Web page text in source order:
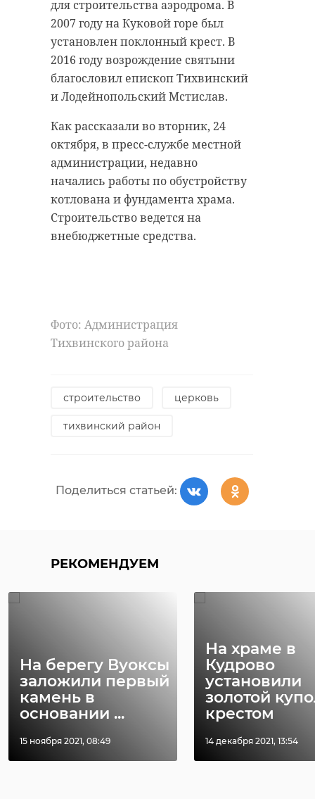
для строительства аэродрома. В
2007 году на Куковой горе был
установлен поклонный крест. В
2016 году возрождение святыни
благословил епископ Тихвинский
и Лодейнопольский Мстислав.
Как рассказали во вторник, 24
октября, в пресс-службе местной
администрации, недавно
начались работы по обустройству
котлована и фундамента храма.
Строительство ведется на
внебюджетные средства.
Фото: Администрация
Тихвинского района
строительство церковь
тихвинский район
Поделиться статьей:
РЕКОМЕНДУЕМ
На берегу Вуоксы
заложили первый
камень в
основании ...
15 ноября 2021, 08:49
На храме в
Кудрово
установили
золотой
крестом
14 декабря 2021, 13:54